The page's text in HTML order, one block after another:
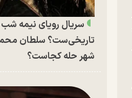
سریال رویای نیمه شب
تاریخی‌ست؟ سلطان
شهر حله کجاست؟